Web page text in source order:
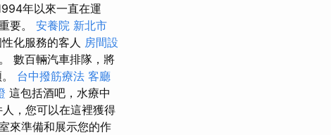
年以來一直在運
要。 安養院 新北市
化服務的客人 房間設
數百輛汽車排隊，將
台中撥筋療法 客廳
這包括酒吧，水療中
，您可以在這裡獲得
來準備和展示您的作